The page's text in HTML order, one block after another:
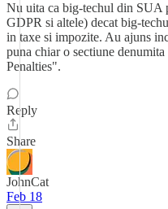
Nu uita ca big-techul din SUA
GDPR si altele) decat big-
in taxe si impozite. Au ajuns
puna chiar o sectiune
Penalties".
Reply
Share
JohnCat
Feb 18